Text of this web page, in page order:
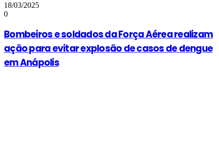
18/03/2025
0
Bombeiros e soldados da Força Aérea realizam
ação para evitar explosão de casos de dengue
em Anápolis